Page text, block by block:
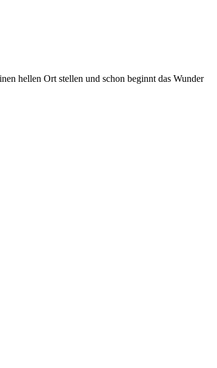
hellen Ort stellen und schon beginnt das Wunder